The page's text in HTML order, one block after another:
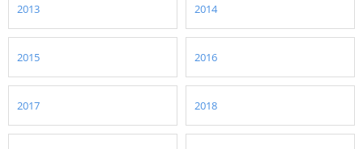
2013 2014
2015 2016
2017 2018